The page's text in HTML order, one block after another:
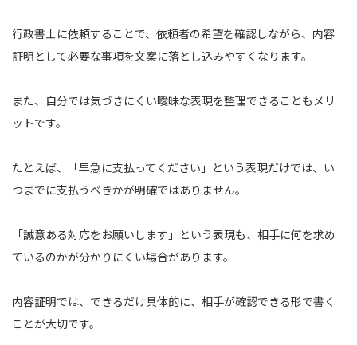
行政書士に依頼することで、依頼者の希望を確認しながら、内容
証明として必要な事項を文案に落とし込みやすくなります。
また、自分では気づきにくい曖昧な表現を整理できることもメリ
ットです。
たとえば、「早急に支払ってください」という表現だけでは、い
つまでに支払うべきかが明確ではありません。
「誠意ある対応をお願いします」という表現も、相手に何を求め
ているのかが分かりにくい場合があります。
内容証明では、できるだけ具体的に、相手が確認できる形で書く
ことが大切です。